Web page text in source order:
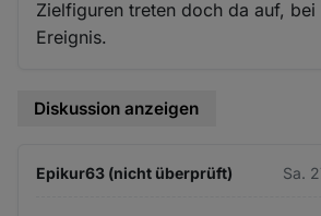
Zielfiguren treten doch da auf, bei
Ereignis.
Diskussion anzeigen
Epikur63 (nicht überprüft) Sa.